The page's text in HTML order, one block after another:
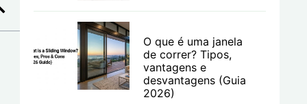
O que é uma janela
de correr? Tipos,
vantagens e
desvantagens (Guia
2026)